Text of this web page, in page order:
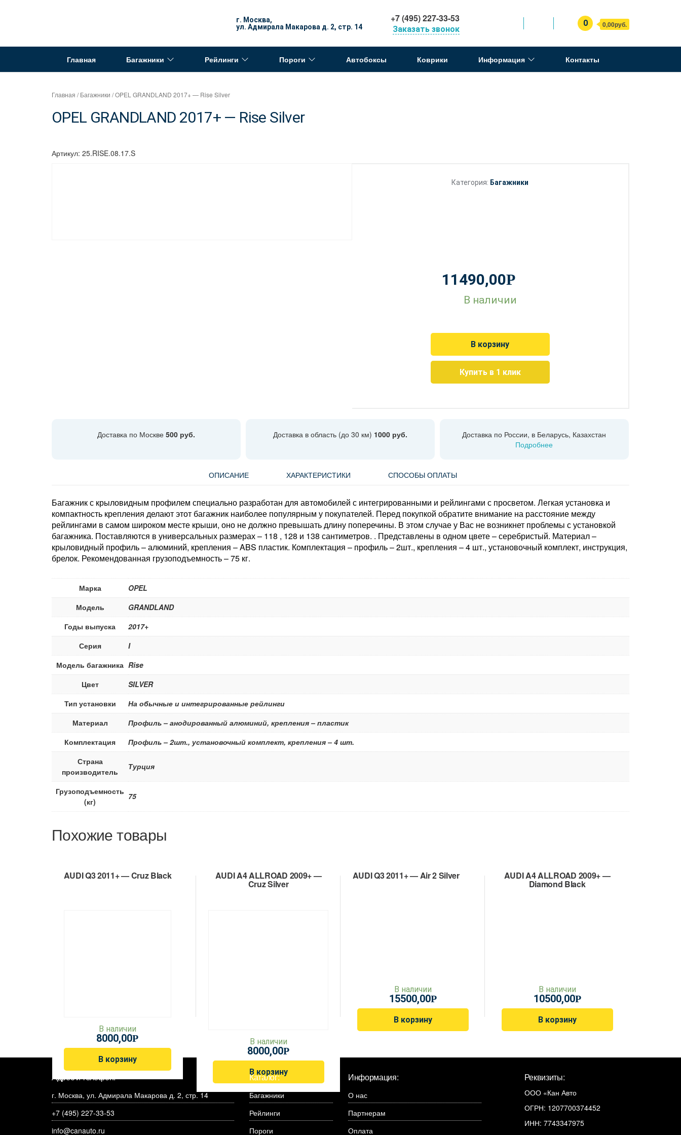
магазин
"Can
Auto"
г. Москва,
ул. Адмирала Макарова д. 2, стр. 14
+7 (495) 227-33-53
Заказать звонок
0 0,00руб.
Главная Багажники Рейлинги Пороги Автобоксы Коврики Информация Контакты
Главная /Багажники / OPEL GRANDLAND 2017+ — Rise Silver
OPEL GRANDLAND 2017+ — Rise Silver
Артикул: 25.RISE.08.17.S
Категория: Багажники
11490,00Р
В наличии
В корзину
Купить в 1 клик
Доставка по Москве 500 руб. Доставка в область (до 30 км) 1000 руб.
Доставка по России, в Беларусь, Казахстан
Подробнее
ОПИСАНИЕ ХАРАКТЕРИСТИКИ СПОСОБЫ ОПЛАТЫ
Багажник с крыловидным профилем специально разработан для автомобилей с интегрированными и рейлингами с просветом. Легкая установка и
компактность крепления делают этот багажник наиболее популярным у покупателей. Перед покупкой обратите внимание на расстояние между
рейлингами в самом широком месте крыши, оно не должно превышать длину поперечины. В этом случае у Вас не возникнет проблемы с установкой
багажника. Поставляются в универсальных размерах – 118 , 128 и 138 сантиметров. . Представлены в одном цвете – серебристый. Материал –
крыловидный профиль – алюминий, крепления – ABS пластик. Комплектация – профиль – 2шт., крепления – 4 шт., установочный комплект, инструкция,
брелок. Рекомендованная грузоподъемность – 75 кг.
Марка
OPEL
Модель
GRANDLAND
Годы выпуска
2017+
Серия
I
Модель багажника Rise
Цвет
SILVER
Тип установки
На обычные и интегрированные рейлинги
Материал
Профиль – анодированный алюминий, крепления – пластик
Комплектация
Профиль – 2шт., установочный комплект, крепления – 4 шт.
Страна
производитель
Турция
Грузоподъемность
(кг)
75
Похожие товары
AUDI Q3 2011+ — Cruz Black
В наличии
8000,00Р
В корзину
AUDI A4 ALLROAD 2009+ —
Cruz Silver
В наличии
8000,00Р
В корзину
AUDI Q3 2011+ — Air 2 Silver
В наличии
15500,00Р
В корзину
AUDI A4 ALLROAD 2009+ —
Diamond Black
В наличии
10500,00Р
В корзину
Адрес и телефон:
г. Москва, ул. Адмирала Макарова д. 2, стр. 14
+7 (495) 227-33-53
info@canauto.ru
Каталог:
Багажники
Рейлинги
Пороги
Информация:
О нас
Партнерам
Оплата
Реквизиты:
ООО «Кан Авто
ОГРН: 1207700374452
ИНН: 7743347975